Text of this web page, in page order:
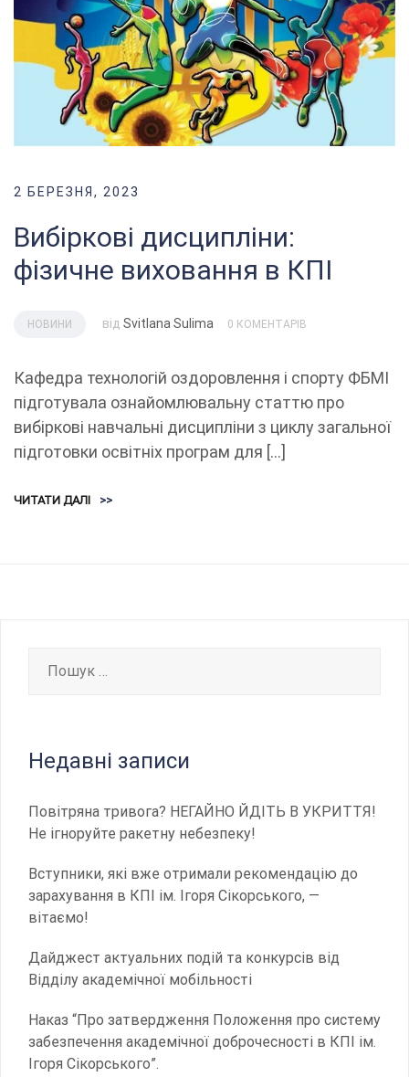
2 БЕРЕЗНЯ, 2023
Вибіркові дисципліни:
фізичне виховання в КПІ
НОВИНИ від Svitlana Sulima 0 КОМЕНТАРІВ
Кафедра технологій оздоровлення і спорту ФБМІ
підготувала ознайомлювальну статтю про
вибіркові навчальні дисципліни з циклу загальної
підготовки освітніх програм для […]
ЧИТАТИ ДАЛІ >>
Недавні записи
Повітряна тривога? НЕГАЙНО ЙДІТЬ В УКРИТТЯ!
Не ігноруйте ракетну небезпеку!
Вступники, які вже отримали рекомендацію до
зарахування в КПІ ім. Ігоря Сікорського, —
вітаємо!
Дайджест актуальних подій та конкурсів від
Відділу академічної мобільності
Наказ “Про затвердження Положення про систему
забезпечення академічної доброчесності в КПІ ім.
Ігоря Сікорського”.